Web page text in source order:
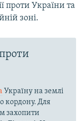
проти України та
зоні.
Україну на землі
кордону. Для
захопити